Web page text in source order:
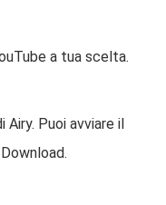
a tua scelta.
Airy. Puoi avviare il